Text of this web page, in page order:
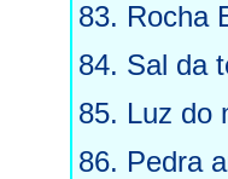
83. Rocha
84. Sal da
85. Luz do
86. Pedra